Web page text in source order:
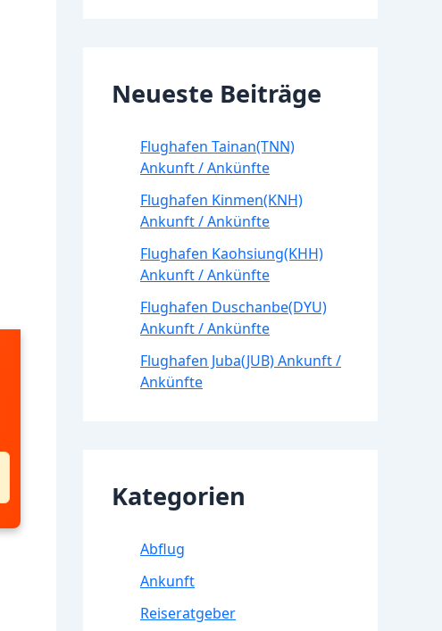
Neueste Beiträge
Flughafen Tainan(TNN)
Ankunft / Ankünfte
Flughafen Kinmen(KNH)
Ankunft / Ankünfte
Flughafen Kaohsiung(KHH)
Ankunft / Ankünfte
Flughafen Duschanbe(DYU)
Ankunft / Ankünfte
Flughafen Juba(JUB) Ankunft /
Ankünfte
Kategorien
Abflug
Ankunft
Reiseratgeber